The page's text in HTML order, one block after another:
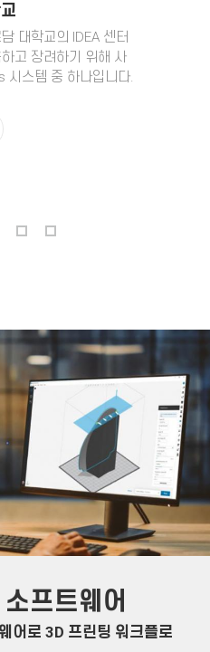
대학교의 IDEA 센터
고 장려하기 위해 사
시스템 중 하나입니다.
프트웨어
어로 3D 프린팅 워크플로